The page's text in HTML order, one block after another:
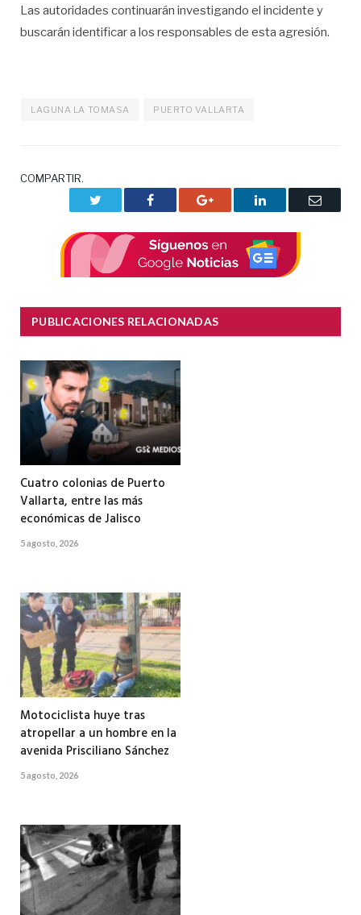
Las autoridades continuarán investigando el incidente y
buscarán identificar a los responsables de esta agresión.
LAGUNA LA TOMASA PUERTO VALLARTA
COMPARTIR.
Facebook Google+ LinkedIn
Correo
PUBLICACIONES RELACIONADAS
Cuatro colonias de Puerto
Vallarta, entre las más
económicas de Jalisco
5 agosto, 2026
Motociclista huye tras
atropellar a un hombre en la
avenida Prisciliano Sánchez
5 agosto, 2026